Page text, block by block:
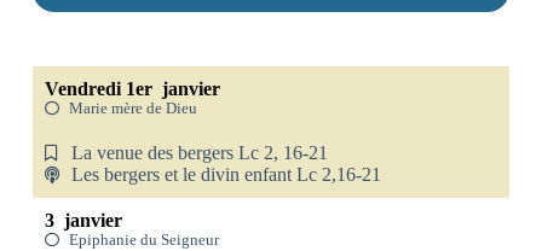
Vendredi 1er janvier
Marie mère de Dieu
La venue des bergers Lc 2, 16-21
Les bergers et le divin enfant Lc 2,16-21
3 janvier
Epiphanie du Seigneur